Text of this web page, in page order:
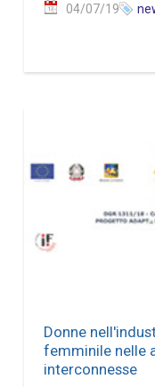
04/07/19
Donne
femminile nelle
interconnesse